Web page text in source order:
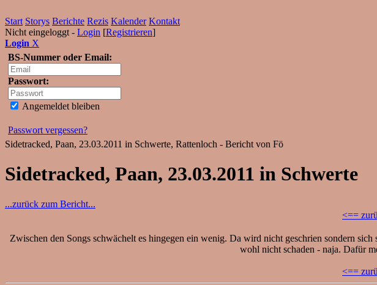
Start Storys Berichte Rezis Kalender Kontakt
Nicht eingeloggt - Login [Registrieren]
Login X
BS-Nummer oder Email:
Passwort:
Angemeldet bleiben
Passwort vergessen?
Sidetracked, Paan, 23.03.2011 in Schwerte, Rattenloch - Bericht von Fö
Sidetracked, Paan, 23.03.2011 in Schwerte
...zurück zum Bericht...
<==
Zwischen den Songs schwächelt es hingegen ein wenig. Da wird nicht geschrien sondern
wohl nicht schaden - naja. Dafür
<==